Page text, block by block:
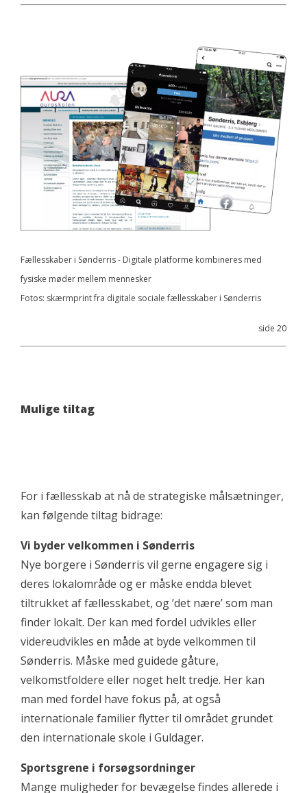
Fællesskaber i Sønderris - Digitale platforme kombineres med
fysiske møder mellem mennesker
Fotos: skærmprint fra digitale sociale fællesskaber i Sønderris
side 20
Mulige tiltag
For i fællesskab at nå de strategiske målsætninger,
kan følgende tiltag bidrage:
Vi byder velkommen i Sønderris
Nye borgere i Sønderris vil gerne engagere sig i
deres lokalområde og er måske endda blevet
tiltrukket af fællesskabet, og ’det nære’ som man
finder lokalt. Der kan med fordel udvikles eller
videreudvikles en måde at byde velkommen til
Sønderris. Måske med guidede gåture,
velkomstfoldere eller noget helt tredje. Her kan
man med fordel have fokus på, at også
internationale familier flytter til området grundet
den internationale skole i Guldager.
Sportsgrene i forsøgsordninger
Mange muligheder for bevægelse findes allerede i